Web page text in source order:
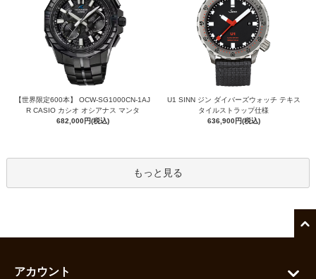
【世界限定600本】 OCW-SG1000CN-1AJ
R CASIO カシオ オシアナス マンタ
682,000円(税込)
U1 SINN ジン ダイバーズウォッチ テキス
タイルストラップ仕様
636,900円(税込)
もっと見る
アカウント